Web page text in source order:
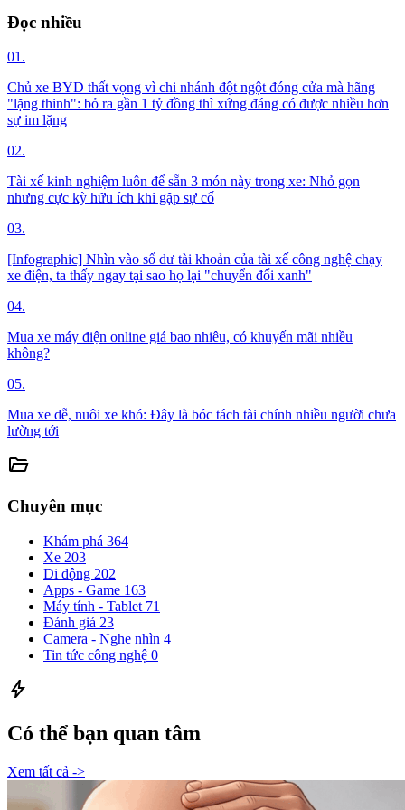
Đọc nhiều
01.
Chủ xe BYD thất vọng vì chi nhánh đột ngột đóng cửa mà hãng
"lặng thinh": bỏ ra gần 1 tỷ đồng thì xứng đáng có được nhiều hơn
sự im lặng
02.
Tài xế kinh nghiệm luôn để sẵn 3 món này trong xe: Nhỏ gọn
nhưng cực kỳ hữu ích khi gặp sự cố
03.
[Infographic] Nhìn vào số dư tài khoản của tài xế công nghệ chạy
xe điện, ta thấy ngay tại sao họ lại "chuyển đổi xanh"
04.
Mua xe máy điện online giá bao nhiêu, có khuyến mãi nhiều
không?
05.
Mua xe dễ, nuôi xe khó: Đây là bóc tách tài chính nhiều người chưa
lường tới
folder_open
Chuyên mục
Khám phá 364
Xe 203
Di động 202
Apps - Game 163
Máy tính - Tablet 71
Đánh giá 23
Camera - Nghe nhìn 4
Tin tức công nghệ 0
bolt
Có thể bạn quan tâm
Xem tất cả ->